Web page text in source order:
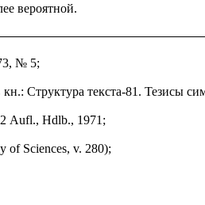
вероятной.
№ 5;
Структура текста-81. Тезисы
Aufl., Hdlb., 1971;
of Sciences, v. 280);